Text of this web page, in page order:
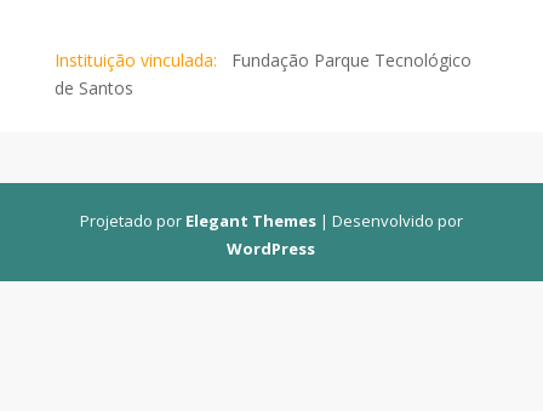
Instituição vinculada: Fundação Parque Tecnológico
de Santos
Projetado por Elegant Themes| Desenvolvido por
WordPress